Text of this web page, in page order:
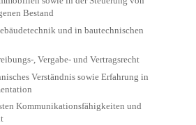
Bestand
und in bautechnischen
, Vergabe- und Vertragsrecht
Verständnis sowie Erfahrung in
Kommunikationsfähigkeiten und